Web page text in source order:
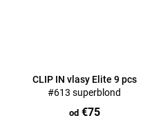
CLIP IN vlasy Elite 9 pcs
#613 superblond
od€75